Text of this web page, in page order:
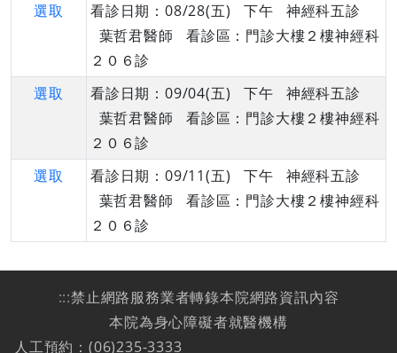
選取
看診日期：08/28(五) 下午 神經科五診
葉哲君醫師 看診區：門診大樓２樓神經科
２０６診
選取
看診日期：09/04(五) 下午 神經科五診
葉哲君醫師 看診區：門診大樓２樓神經科
２０６診
選取
看診日期：09/11(五) 下午 神經科五診
葉哲君醫師 看診區：門診大樓２樓神經科
２０６診
:::禁止網路服務業者轉錄本院網路資訊內容
本院為身心障礙者就醫機構
人工預約：(06)235-3333